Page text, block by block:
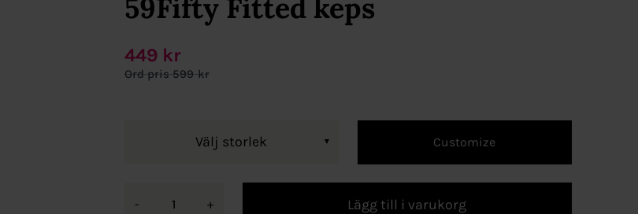
59Fifty Fitted keps
599 kr
449 kr
Välj storlek Customize
- + Lägg till i varukorg